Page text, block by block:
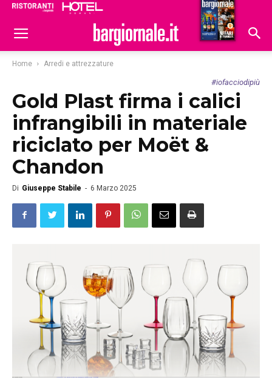
Hoteldomani
Home Arredi e attrezzature
#iofacciodipiù
Gold Plast firma i calici
infrangibili in materiale
riciclato per Moët &
Chandon
Di Giuseppe Stabile - 6 Marzo 2025